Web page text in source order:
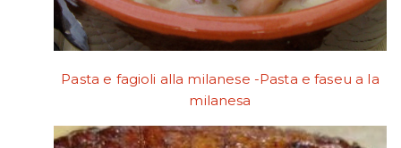
Pasta e fagioli alla milanese -Pasta e faseu a la
milanesa